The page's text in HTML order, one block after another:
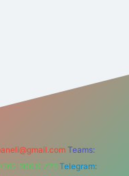
Teams:
606 0 726 Telegram: